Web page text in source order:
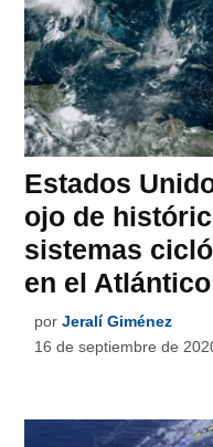
Estados
ojo de
sistemas
en el Atlántico
por Jeralí Giménez
16 de septiembre de